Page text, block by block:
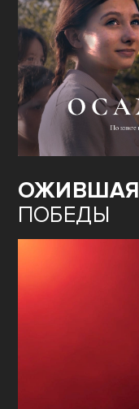
ОЖИВШАЯ
ПОБЕДЫ